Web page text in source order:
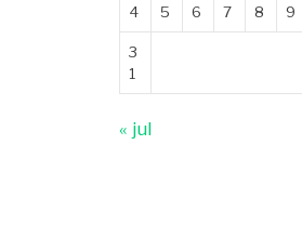
4
5
6
7
8
9
3
1
« jul